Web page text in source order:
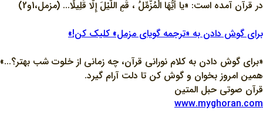
در قرآن آمده است: «يا أَيُّهَا الْمُزَّمِّلُ ، قُمِ اللَّيْلَ إِلَّا قَلِيلًا... (مزمل،1و2)
برای گوش دادن به «ترجمه گویای مزمل» کلیک کن!»
«برای گوش دادن به کلام نورانی قرآن، چه زمانی از خلوت شب بهتر؟...»
همین امروز بخوان و گوش کن تا دلت آرام گیرد.
قرآن صوتی حبل المتین
www.myghoran.com